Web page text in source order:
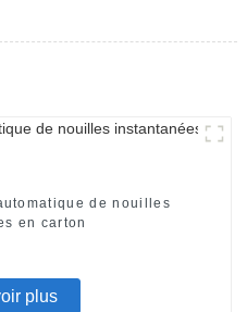
de nouilles
en carton
plus